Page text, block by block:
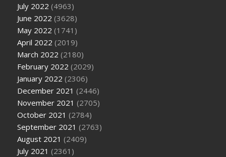
July 2022 (4963)
June 2022 (3628)
May 2022 (1741)
April 2022 (2019)
March 2022 (2180)
February 2022 (2029)
January 2022 (2306)
December 2021 (2446)
November 2021 (2705)
October 2021 (2784)
September 2021 (2763)
August 2021 (2409)
July 2021 (2361)